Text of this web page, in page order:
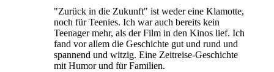
"Zurück in die Zukunft" ist weder eine Klamotte,
noch für Teenies. Ich war auch bereits kein
Teenager mehr, als der Film in den Kinos lief. Ich
fand vor allem die Geschichte gut und rund und
spannend und witzig. Eine Zeitreise-Geschichte
mit Humor und für Familien.